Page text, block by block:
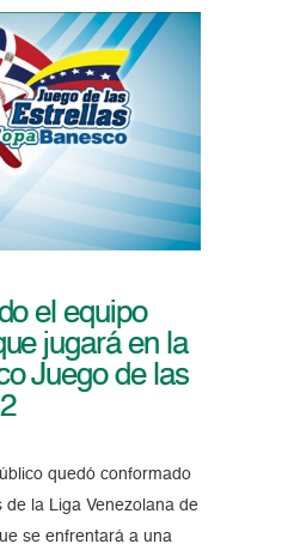
el equipo
jugará en la
Juego de las
quedó conformado
de la Liga Venezolana de
se enfrentará a una